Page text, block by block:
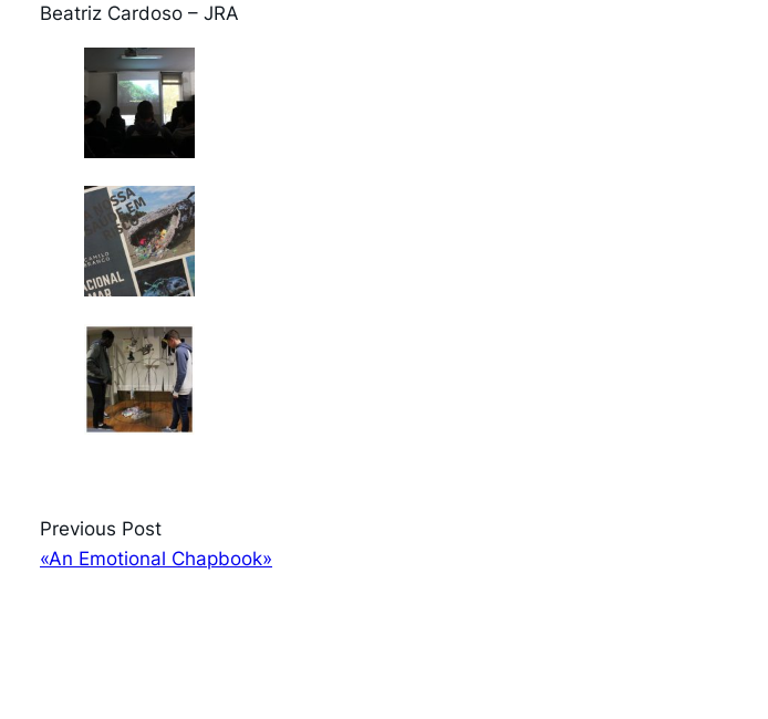
Beatriz Cardoso – JRA
Previous Post
«An Emotional Chapbook»